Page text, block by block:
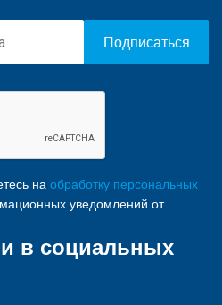
Подписаться
на обработку персональных
уведомлений от
в социальных